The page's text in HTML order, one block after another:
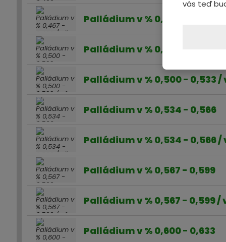
Palládium v % 0,467 - 0,499
Palládium v % 0,500 - 0,533
Palládium v % 0,500 -
Palládium v % 0,534 - 0,566
Palládium v % 0,534 -
Palládium v % 0,567 - 0,599
Palládium v % 0,567 - 0,599
Palládium v % 0,600 - 0,633
vás teď